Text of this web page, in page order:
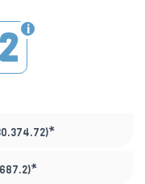
*
*